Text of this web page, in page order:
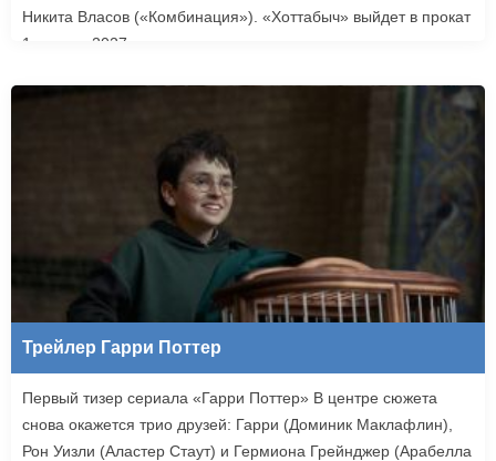
Никита Власов («Комбинация»). «Хоттабыч» выйдет в прокат
1 января 2027 года.
Трейлер Гарри Поттер
Первый тизер сериала «Гарри Поттер» В центре сюжета
снова окажется трио друзей: Гарри (Доминик Маклафлин),
Рон Уизли (Аластер Стаут) и Гермиона Грейнджер (Арабелла